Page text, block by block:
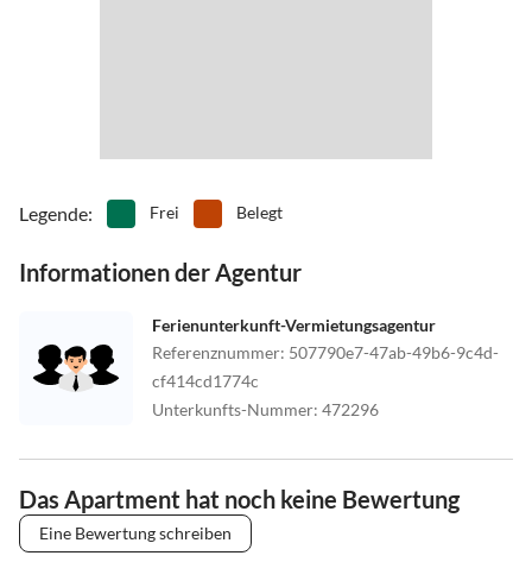
Legende: Frei Belegt
Informationen der Agentur
Ferienunterkunft-Vermietungsagentur
Referenznummer: 507790e7-47ab-49b6-9c4d-
cf414cd1774c
Unterkunfts-Nummer: 472296
Das Apartment hat noch keine Bewertung
Eine Bewertung schreiben